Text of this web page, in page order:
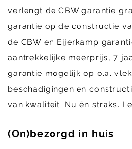
verlengt de CBW garantie
garantie op de constructie
de CBW en Eijerkamp
aantrekkelijke meerprijs, 7
garantie mogelijk op o.a.
beschadigingen en
van kwaliteit. Nu én straks.
(On)bezorgd in huis